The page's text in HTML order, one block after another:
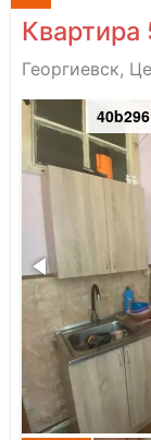
Георгиевск,